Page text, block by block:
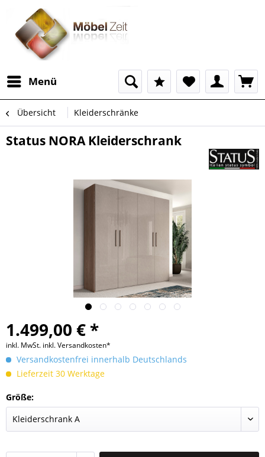
Menü
Übersicht Kleiderschränke
Status NORA Kleiderschrank
1.499,00 € *
inkl. MwSt. inkl. Versandkosten*
Versandkostenfrei innerhalb Deutschlands
Lieferzeit 30 Werktage
Größe: